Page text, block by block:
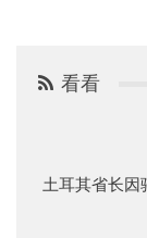
看看
土耳其省长因